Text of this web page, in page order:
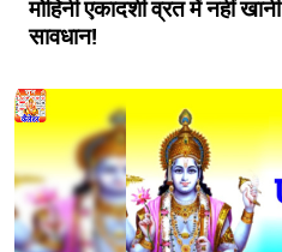
मोहिनी एकादशी व्रत में नहीं
सावधान!